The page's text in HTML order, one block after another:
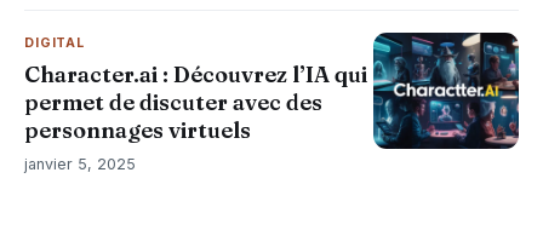
DIGITAL
Character.ai : Découvrez l’IA qui
permet de discuter avec des
personnages virtuels
janvier 5, 2025